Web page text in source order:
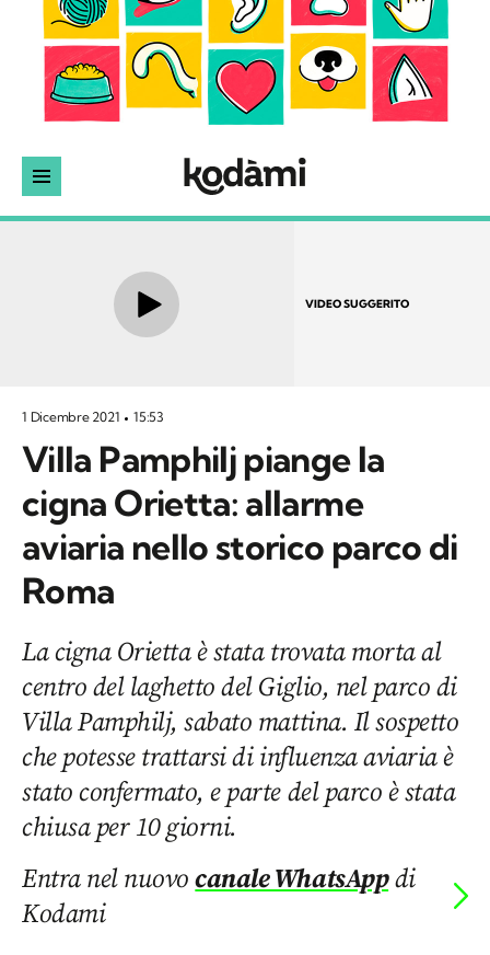
VIDEO SUGGERITO
1 Dicembre 2021 15:53
Villa Pamphilj piange la
cigna Orietta: allarme
aviaria nello storico parco di
Roma
La cigna Orietta è stata trovata morta al
centro del laghetto del Giglio, nel parco di
Villa Pamphilj, sabato mattina. Il sospetto
che potesse trattarsi di influenza aviaria è
stato confermato, e parte del parco è stata
chiusa per 10 giorni.
Entra nel nuovocanale WhatsAppdi
Kodami